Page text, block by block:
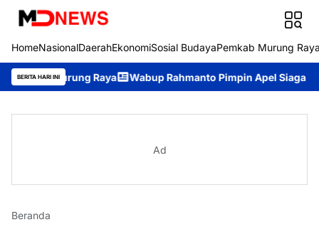
HomeNasionalDaerahEkonomiSosial BudayaPemkab Murung
BERITA HARI INI
Raya Wabup Rahmanto Pimpin Apel Siaga Darurat
Ad
Beranda